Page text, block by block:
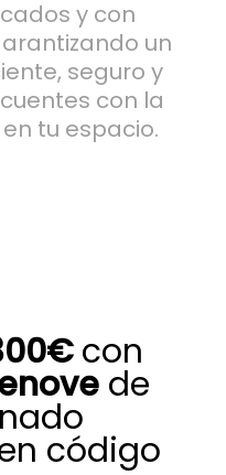
y con
un
seguro y
con la
tu espacio.
con
de
código